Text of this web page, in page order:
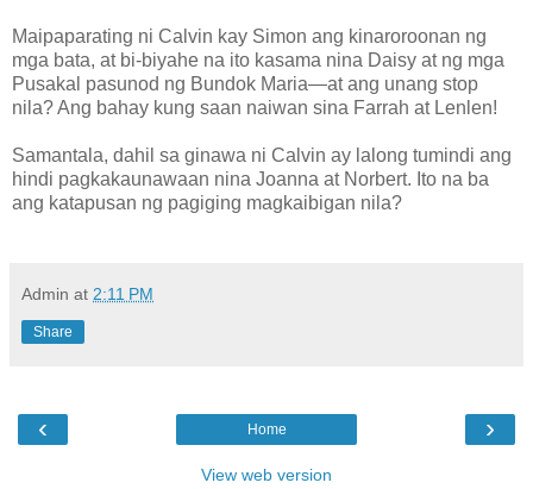
Maipaparating ni Calvin kay Simon ang kinaroroonan ng
mga bata, at bi-biyahe na ito kasama nina Daisy at ng mga
Pusakal pasunod ng Bundok Maria—at ang unang stop
nila? Ang bahay kung saan naiwan sina Farrah at Lenlen!
Samantala, dahil sa ginawa ni Calvin ay lalong tumindi ang
hindi pagkakaunawaan nina Joanna at Norbert. Ito na ba
ang katapusan ng pagiging magkaibigan nila?
Admin at 2:11 PM
Share
‹ ›
Home
View web version